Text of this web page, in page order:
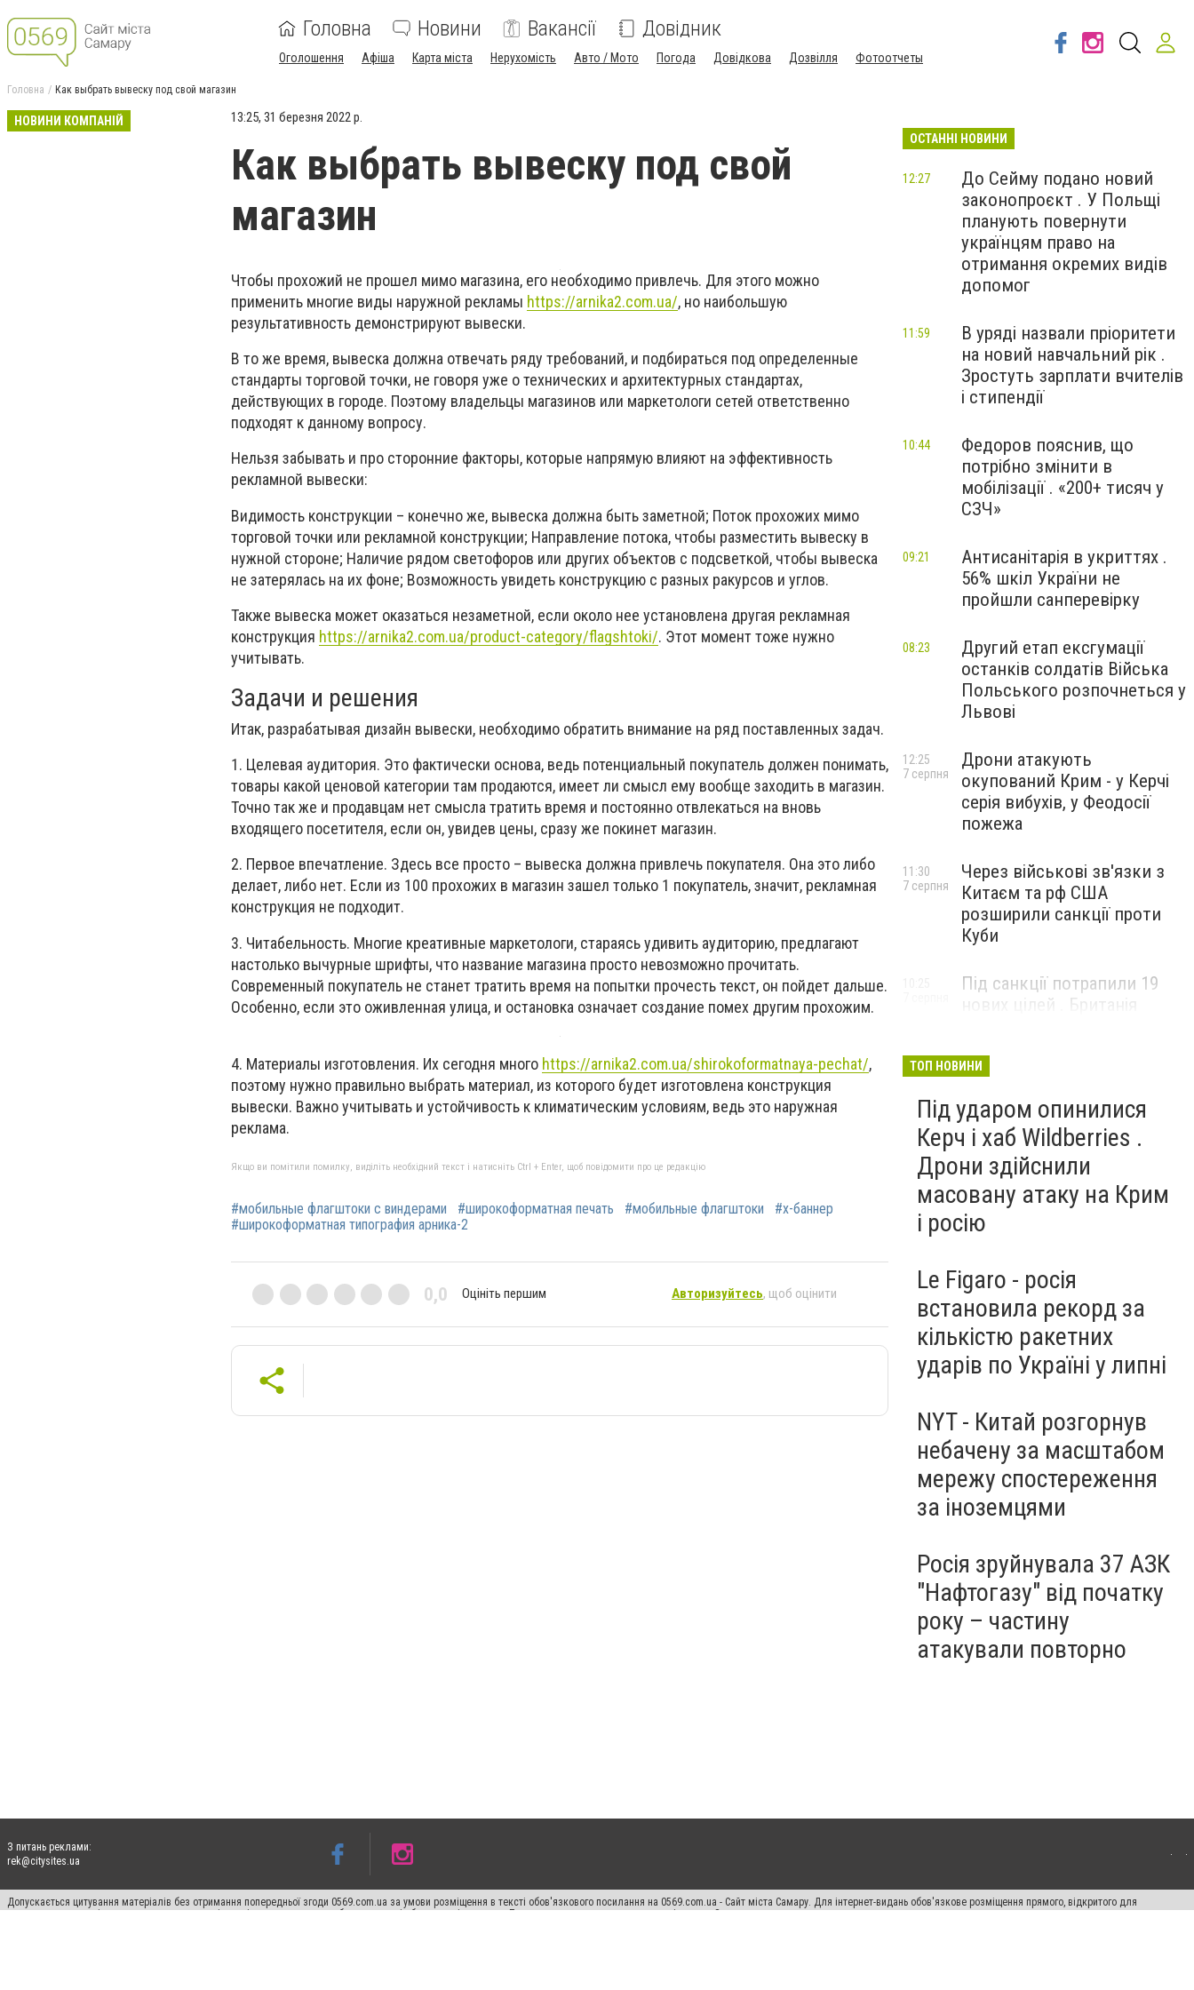
Головна Новини Вакансії Довідник
Оголошення Афіша Карта міста Нерухомість Авто / Мото Погода Довідкова Дозвілля Фотоотчеты
Головна Как выбрать вывеску под свой магазин
НОВИНИ КОМПАНІЙ 13:25, 31 березня 2022 р.
Как выбрать вывеску под свой
магазин
Чтобы прохожий не прошел мимо магазина, его необходимо привлечь. Для этого можно
применить многие виды наружной рекламы https://arnika2.com.ua/, но наибольшую
результативность демонстрируют вывески.
В то же время, вывеска должна отвечать ряду требований, и подбираться под определенные
стандарты торговой точки, не говоря уже о технических и архитектурных стандартах,
действующих в городе. Поэтому владельцы магазинов или маркетологи сетей ответственно
подходят к данному вопросу.
Нельзя забывать и про сторонние факторы, которые напрямую влияют на эффективность
рекламной вывески:
Видимость конструкции – конечно же, вывеска должна быть заметной; Поток прохожих мимо
торговой точки или рекламной конструкции; Направление потока, чтобы разместить вывеску в
нужной стороне; Наличие рядом светофоров или других объектов с подсветкой, чтобы вывеска
не затерялась на их фоне; Возможность увидеть конструкцию с разных ракурсов и углов.
Также вывеска может оказаться незаметной, если около нее установлена другая рекламная
конструкция https://arnika2.com.ua/product-category/flagshtoki/. Этот момент тоже нужно
учитывать.
Задачи и решения
Итак, разрабатывая дизайн вывески, необходимо обратить внимание на ряд поставленных задач.
1. Целевая аудитория. Это фактически основа, ведь потенциальный покупатель должен понимать,
товары какой ценовой категории там продаются, имеет ли смысл ему вообще заходить в магазин.
Точно так же и продавцам нет смысла тратить время и постоянно отвлекаться на вновь
входящего посетителя, если он, увидев цены, сразу же покинет магазин.
2. Первое впечатление. Здесь все просто – вывеска должна привлечь покупателя. Она это либо
делает, либо нет. Если из 100 прохожих в магазин зашел только 1 покупатель, значит, рекламная
конструкция не подходит.
3. Читабельность. Многие креативные маркетологи, стараясь удивить аудиторию, предлагают
настолько вычурные шрифты, что название магазина просто невозможно прочитать.
Современный покупатель не станет тратить время на попытки прочесть текст, он пойдет дальше.
Особенно, если это оживленная улица, и остановка означает создание помех другим прохожим.
4. Материалы изготовления. Их сегодня много https://arnika2.com.ua/shirokoformatnaya-pechat/,
поэтому нужно правильно выбрать материал, из которого будет изготовлена конструкция
вывески. Важно учитывать и устойчивость к климатическим условиям, ведь это наружная
реклама.
Якщо ви помітили помилку, виділіть необхідний текст і натисніть Ctrl + Enter, щоб повідомити про це редакцію
#мобильные флагштоки с виндерами #широкоформатная печать #мобильные флагштоки
#х-баннер
#широкоформатная типография арника-2
0,0 Оцініть першим Авторизуйтесь, щоб оцінити
ОСТАННІ НОВИНИ
До Сейму подано новий
законопроєкт . У Польщі
планують повернути
українцям право на
отримання окремих видів
допомог
12:27
В уряді назвали пріоритети
на новий навчальний рік .
Зростуть зарплати вчителів
і стипендії
11:59
Федоров пояснив, що
потрібно змінити в
мобілізації . «200+ тисяч у
СЗЧ»
10:44
Антисанітарія в укриттях .
56% шкіл України не
пройшли санперевірку
09:21
Другий етап ексгумації
останків солдатів Війська
Польського розпочнеться у
Львові
08:23
Дрони атакують
окупований Крим - у Керчі
серія вибухів, у Феодосії
пожежа
12:25
7 серпня
Через військові зв'язки з
Китаєм та рф США
розширили санкції проти
Куби
11:30
7 серпня
Під санкції потрапили 19
нових цілей . Британія
ТОП НОВИНИ
Під ударом опинилися
Керч і хаб Wildberries .
Дрони здійснили
масовану атаку на Крим
і росію
Le Figaro - росія
встановила рекорд за
кількістю ракетних
ударів по Україні у липні
NYT - Китай розгорнув
небачену за масштабом
мережу спостереження
за іноземцями
Росія зруйнувала 37 АЗК
"Нафтогазу" від початку
року – частину
атакували повторно
З питань реклами:
rek@citysites.ua
Допускається цитування матеріалів без отримання попередньої згоди 0569.com.ua за умови розміщення в тексті обов'язкового посилання на 0569.com.ua - Сайт міста Самару. Для інтернет-видань обов'язкове розміщення прямого, відкритого для
пошукових систем гіперпосилання на цитовані статті не нижче другого абзацу в тексті або в якості джерела. Порушення виняткових прав переслідується Законом.